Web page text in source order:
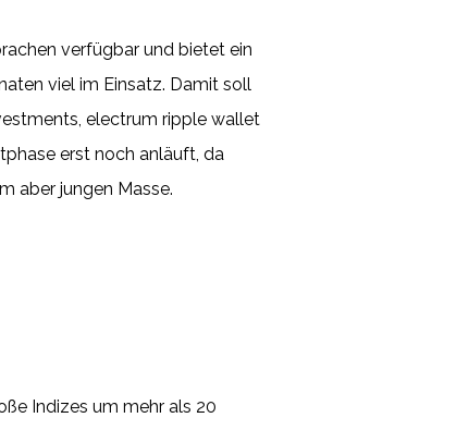
verfügbar und bietet ein
viel im Einsatz. Damit soll
electrum ripple wallet
erst noch anläuft, da
aber jungen Masse.
Indizes um mehr als 20